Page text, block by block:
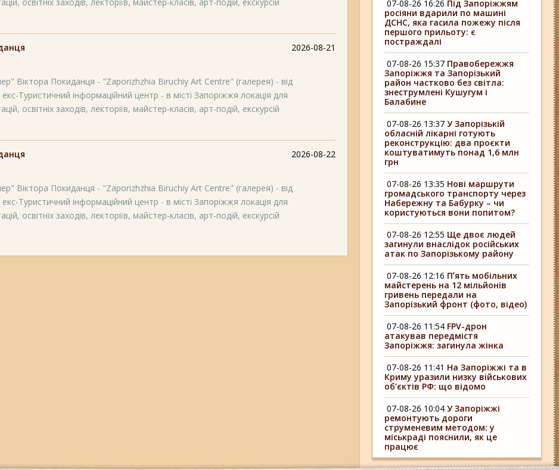
2026-08-21
Віктора Покиданця - "Zaporizhzhia Biruchiy Art Centre" (галерея) - від
Туристичний інформаційний центр - в місті Запоріжжя локація для
освітніх заходів, лекторіїв, майстер-класів, арт-подій, екскурсій
2026-08-22
Віктора Покиданця - "Zaporizhzhia Biruchiy Art Centre" (галерея) - від
Туристичний інформаційний центр - в місті Запоріжжя локація для
освітніх заходів, лекторіїв, майстер-класів, арт-подій, екскурсій
07-08-26 16:26 Під Запоріжжям
росіяни вдарили по машині
ДСНС, яка гасила пожежу після
першого прильоту: є
постраждалі
07-08-26 15:37 Правобережжя
Запоріжжя та Запорізький
район частково без світла:
знеструмлені Кушугум і
Балабине
07-08-26 13:37 У Запорізькій
обласній лікарні готують
реконструкцію: два проєкти
коштуватимуть понад 1,6 млн
грн
07-08-26 13:35 Нові маршрути
громадського транспорту через
Набережну та Бабурку – чи
користуються вони попитом?
07-08-26 12:55 Ще двоє людей
загинули внаслідок російських
атак по Запорізькому району
07-08-26 12:16 Пʼять мобільних
майстерень на 12 мільйонів
гривень передали на
Запорізький фронт (фото, відео)
07-08-26 11:54 FPV-дрон
атакував передмістя
Запоріжжя: загинула жінка
07-08-26 11:41 На Запоріжжі та в
Криму уразили низку військових
об’єктів РФ: що відомо
07-08-26 10:04 У Запоріжжі
ремонтують дороги
струменевим методом: у
міськраді пояснили, як це
працює